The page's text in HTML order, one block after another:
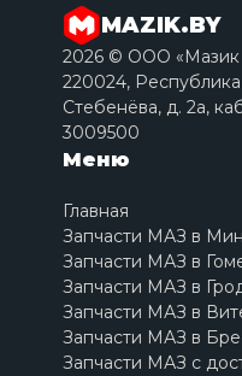
MAZIK.BY
2026 © ООО «Мазик
220024,
Стебенёва, д. 2a,
3009500
Меню
Главная
Запчасти МАЗ в
Запчасти МАЗ в
Запчасти МАЗ в
Запчасти МАЗ в
Запчасти МАЗ в
Запчасти МАЗ с